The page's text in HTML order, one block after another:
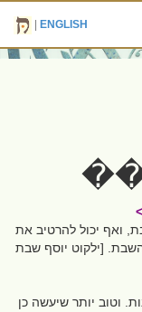
ENGLISH
ואף יכול להרטיב את
השבת. [ילקוט יוסף שבת
וטוב יותר שיעשה כן